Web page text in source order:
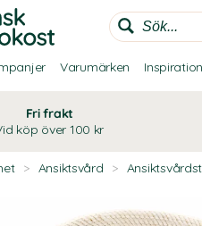
Varumärken Inspiration
Fri frakt
köp över 100 kr
> Ansiktsvård >